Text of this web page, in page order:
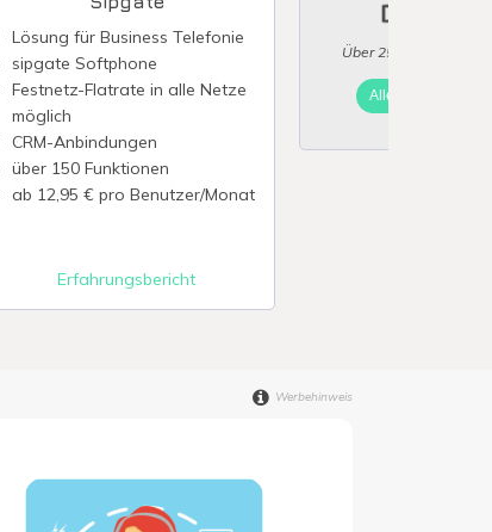
Digitaler Rechnungseingang
Lösung für Business Telefonie
sipgate Softphone
Festnetz-Flatrate in alle Netze
möglich
CRM-Anbindungen
über 150 Funktionen
ab 12,95 € pro Benutzer/Monat
Erfahrungsbericht
Über 25 Anbieter im
Alle VoIP Software
Werbehinweis